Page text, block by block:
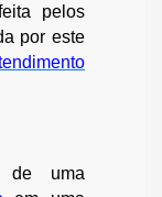
pelos
por este
de uma